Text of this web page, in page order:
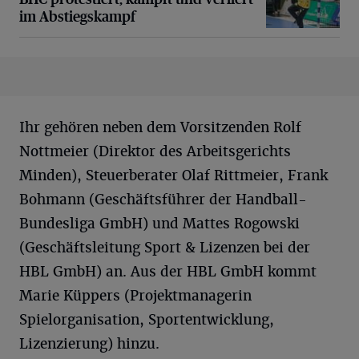
im Abstiegskampf
Ihr gehören neben dem Vorsitzenden Rolf
Nottmeier (Direktor des Arbeitsgerichts
Minden), Steuerberater Olaf Rittmeier, Frank
Bohmann (Geschäftsführer der Handball-
Bundesliga GmbH) und Mattes Rogowski
(Geschäftsleitung Sport & Lizenzen bei der
HBL GmbH) an. Aus der HBL GmbH kommt
Marie Küppers (Projektmanagerin
Spielorganisation, Sportentwicklung,
Lizenzierung) hinzu.